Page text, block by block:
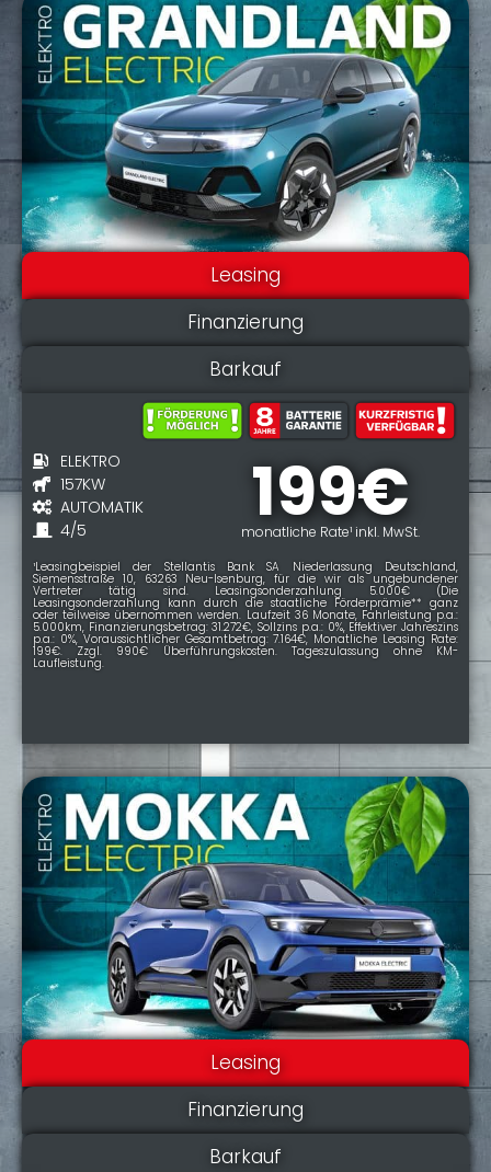
Leasing
Finanzierung
Barkauf
ELEKTRO
157KW
AUTOMATIK
4/5
199€
monatliche Rate¹ inkl. MwSt.
¹Leasingbeispiel der Stellantis Bank SA Niederlassung Deutschland,
Siemensstraße 10, 63263 Neu-Isenburg, für die wir als ungebundener
Vertreter tätig sind. Leasingsonderzahlung 5.000€ (Die
Leasingsonderzahlung kann durch die staatliche Förderprämie** ganz
oder teilweise übernommen werden. Laufzeit 36 Monate, Fahrleistung p.a.:
5.000km, Finanzierungsbetrag: 31.272€, Sollzins p.a.: 0%, Effektiver Jahreszins
p.a.: 0%, Voraussichtlicher Gesamtbetrag: 7.164€, Monatliche Leasing Rate:
199€. Zzgl. 990€ Überführungskosten. Tageszulassung ohne KM-
Laufleistung.
Leasing
Finanzierung
Barkauf